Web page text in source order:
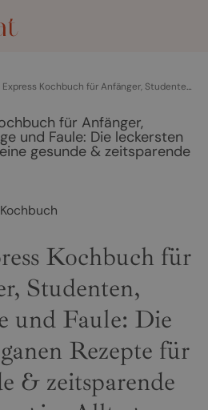
Anfänger, Studenten, Berufstätige und Faule: Die leckersten veganen Rezepte für eine gesunde & zeitsparende Ernährung im Alltag
Kochbuch
Kochbuch für
Studenten,
und Faule: Die
Rezepte für
& zeitsparende